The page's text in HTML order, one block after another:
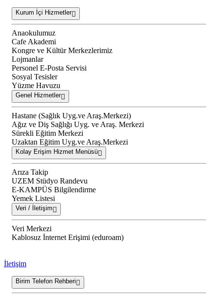
Kurum İçi Hizmetler
Anaokulumuz
Cafe Akademi
Kongre ve Kültür Merkezlerimiz
Lojmanlar
Personel E-Posta Servisi
Sosyal Tesisler
Yüzme Havuzu
Genel Hizmetler
Hastane (Sağlık Uyg.ve Araş.Merkezi)
Ağız ve Diş Sağlığı Uyg. ve Araş. Merkezi
Sürekli Eğitim Merkezi
Uzaktan Eğitim Uyg.ve Araş.Merkezi
Kolay Erişim Hizmet Menüsü
Arıza Takip
UZEM Stüdyo Randevu
E-KAMPÜS Bilgilendirme
Yemek Listesi
Veri / İletişim
Veri Merkezi
Kablosuz İnternet Erişimi (eduroam)
İletişim
Birim Telefon Rehberi